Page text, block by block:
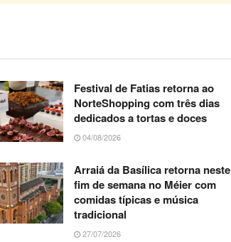
Festival de Fatias retorna ao
NorteShopping com três dias
dedicados a tortas e doces
04/08/2026
Arraiá da Basílica retorna neste
fim de semana no Méier com
comidas típicas e música
tradicional
27/07/2026